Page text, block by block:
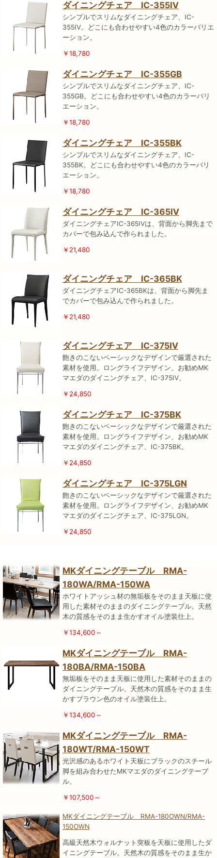
ダイニングチェア IC-355IV
シンプルでスリムなダイニングチェア、IC-
355IV。どこにも合わせやすい4色のカラーバリエ
ーション。
￥18,780
ダイニングチェア IC-355GB
シンプルでスリムなダイニングチェア、IC-
355GB。どこにも合わせやすい4色のカラーバリ
エーション。
￥18,780
ダイニングチェア IC-355BK
シンプルでスリムなダイニングチェア、IC-
355BK。どこにも合わせやすい4色のカラーバリ
エーション。
￥18,780
ダイニングチェア IC-365IV
ダイニングチェアIC-365IVは、背面から脚先まで
カバーで包み込んで作られました。
￥21,480
ダイニングチェア IC-365BK
ダイニングチェアIC-365BKは、背面から脚先ま
でカバーで包み込んで作られました。
￥21,480
ダイニングチェア IC-375IV
飽きのこないベーシックなデザインで厳選された
素材を使用。ロングライフデザイン、お勧めMK
マエダのダイニングチェア、IC-375IV。
￥24,850
ダイニングチェア IC-375BK
飽きのこないベーシックなデザインで厳選された
素材を使用。ロングライフデザイン、お勧めMK
マエダのダイニングチェア、IC-375BK。
￥24,850
ダイニングチェア IC-375LGN
飽きのこないベーシックなデザインで厳選された
素材を使用。ロングライフデザイン、お勧めMK
マエダのダイニングチェア、IC-375LGN。
￥24,850
MKダイニングテーブル RMA-
180WA/RMA-150WA
ホワイトアッシュ材の無垢板をそのまま天板に使
用した素材そのままのダイニングテーブル。天然
木の質感をそのまま生かすオイル塗装仕上。
￥134,600～
MKダイニングテーブル RMA-
180BA/RMA-150BA
無垢板をそのまま天板に使用した素材そのままの
ダイニングテーブル。天然木の質感をそのまま生
かすブラウン色のオイル塗装仕上。
￥134,600～
MKダイニングテーブル RMA-
180WT/RMA-150WT
光沢感のあるホワイト天板にブラックのスチール
脚を組み合わせたMKマエダのダイニングテーブ
ル。
￥107,500～
MKダイニングテーブル RMA-180OWN/RMA-
150OWN
高級天然木ウォルナット突板を天板に使用したダ
イニングテーブル。天然木の質感をそのまま生か